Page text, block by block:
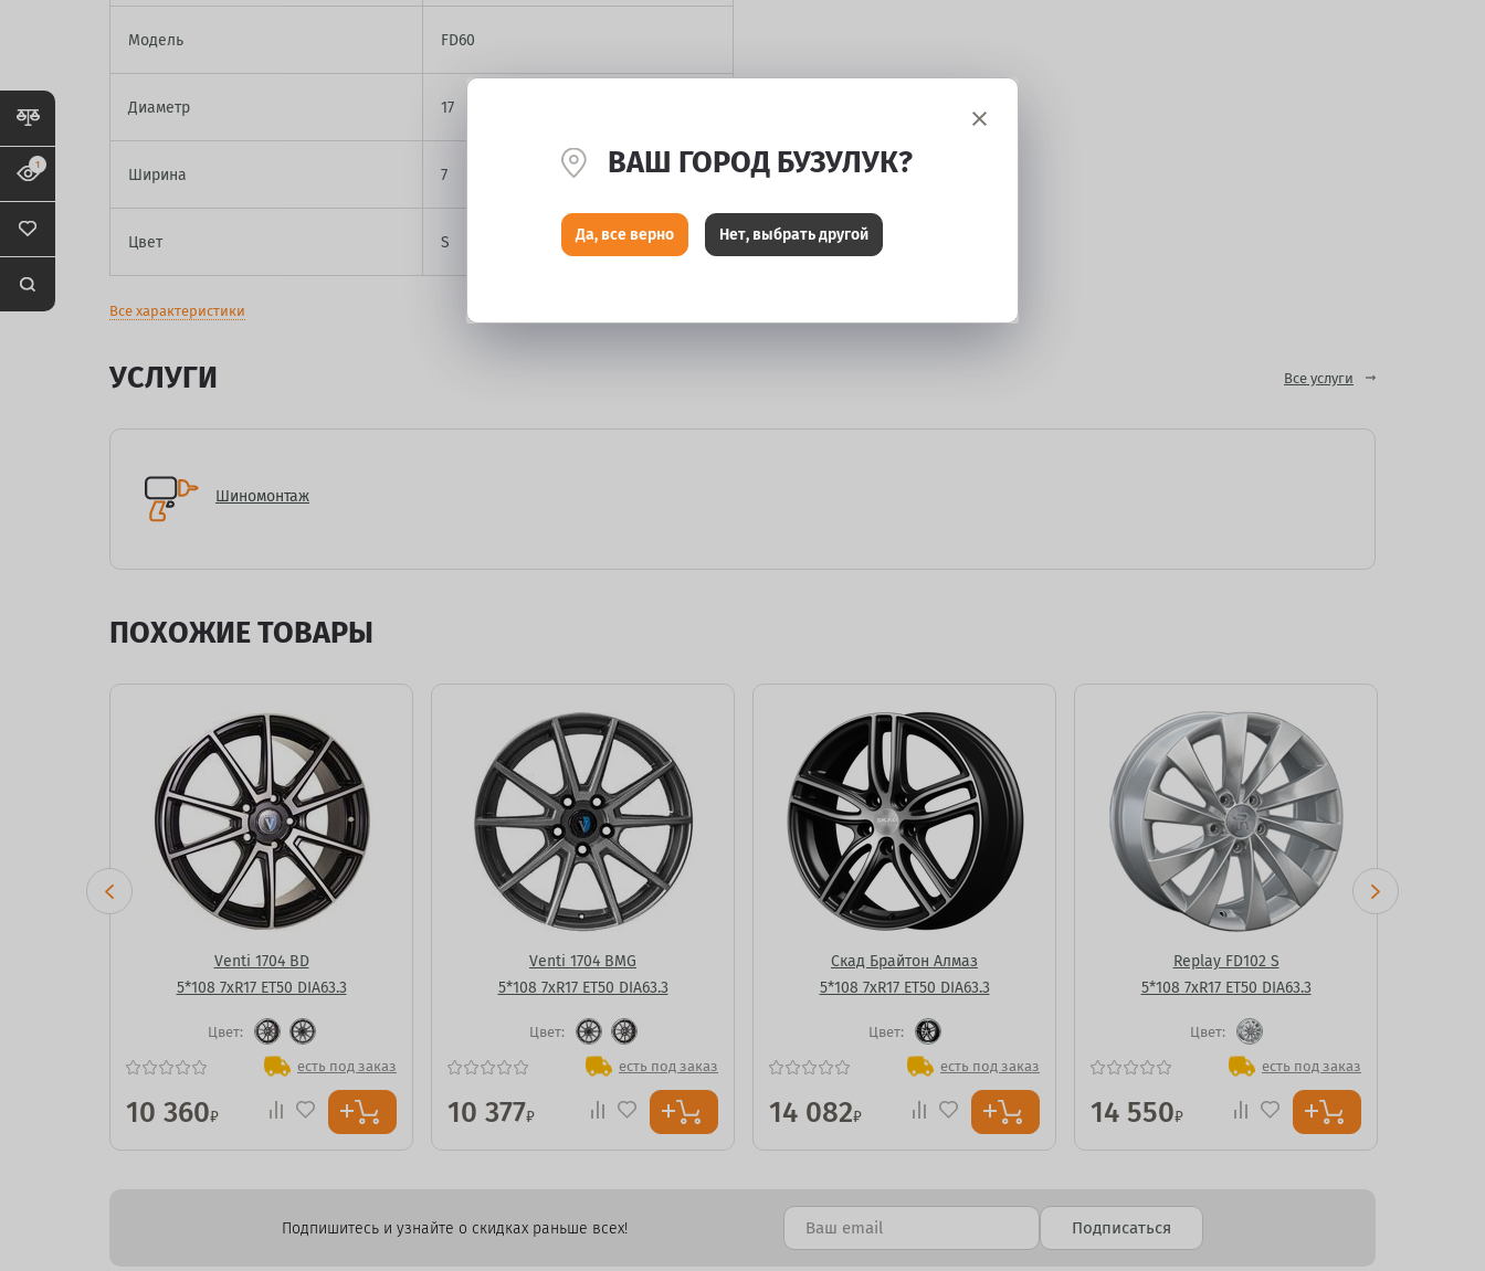
Модель FD60
Диаметр 17
Ширина 7
Цвет S
Все характеристики
УСЛУГИ Все услуги
Шиномонтаж
ПОХОЖИЕ ТОВАРЫ
Venti 1704 BD
5*108 7xR17 ET50 DIA63.3
Цвет:
есть под заказ
10 360₽
Venti 1704 BMG
5*108 7xR17 ET50 DIA63.3
Цвет:
есть под заказ
10 377₽
Скад Брайтон Алмаз
5*108 7xR17 ET50 DIA63.3
Цвет:
есть под заказ
14 082₽
Replay FD102 S
5*108 7xR17 ET50 DIA63.3
Цвет:
есть под заказ
14 550₽
Подпишитесь и узнайте о скидках раньше всех! Подписаться
1 ВАШ ГОРОД БУЗУЛУК?
Да, все верно Нет, выбрать другой